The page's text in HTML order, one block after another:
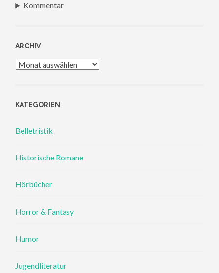
Kommentar
ARCHIV
Archiv
KATEGORIEN
Belletristik
Historische Romane
Hörbücher
Horror & Fantasy
Humor
Jugendliteratur